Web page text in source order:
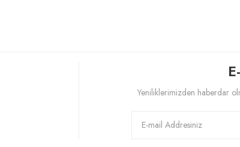
Yeniliklerimizden haberdar